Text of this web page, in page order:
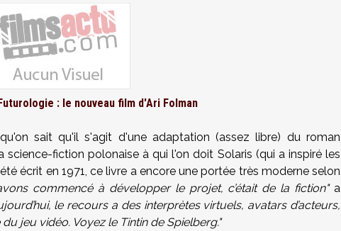
: le nouveau film d'Ari Folman
sait qu'il s'agit d'une adaptation (assez libre) du roman
fiction polonaise à qui l'on doit Solaris (qui a inspiré les
écrit en 1971, ce livre a encore une portée très moderne selon
commencé à développer le projet, c’était de la fiction"a
le recours a des interprètes virtuels, avatars d’acteurs,
jeu vidéo. Voyez le Tintin de Spielberg."